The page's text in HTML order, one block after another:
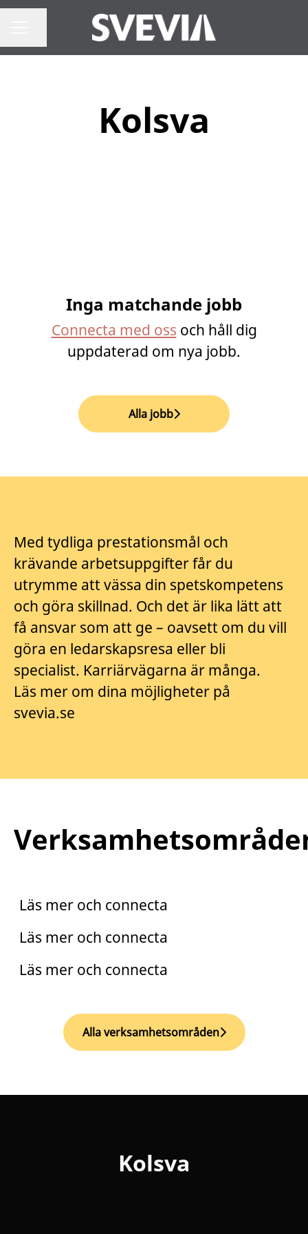
Kolsva
Inga matchande jobb
Connecta med oss och håll dig
uppdaterad om nya jobb.
Alla jobb
Med tydliga prestationsmål och
krävande arbetsuppgifter får du
utrymme att vässa din spetskompetens
och göra skillnad. Och det är lika lätt att
få ansvar som att ge – oavsett om du vill
göra en ledarskapsresa eller bli
specialist. Karriärvägarna är många.
Läs mer om dina möjligheter på
svevia.se
Läs mer och connecta
Läs mer och connecta
Läs mer och connecta
Alla verksamhetsområden
Kolsva